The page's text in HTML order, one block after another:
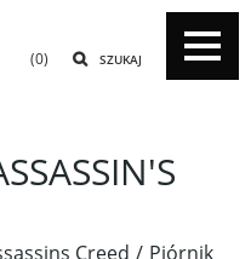
SZUKAJ
(0)
Creed
Piórnik